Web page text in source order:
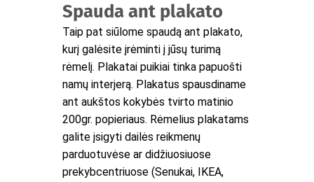
Spauda ant plakato
Taip pat siūlome spaudą ant plakato,
kurį galėsite įrėminti į jūsų turimą
rėmelį. Plakatai puikiai tinka papuošti
namų interjerą. Plakatus spausdiname
ant aukštos kokybės tvirto matinio
200gr. popieriaus. Rėmelius plakatams
galite įsigyti dailės reikmenų
parduotuvėse ar didžiuosiuose
prekybcentriuose (Senukai, IKEA,